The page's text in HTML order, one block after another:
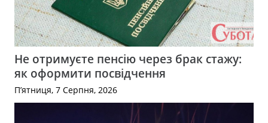
Не отримуєте пенсію через брак стажу:
як оформити посвідчення
П’ятниця, 7 Серпня, 2026